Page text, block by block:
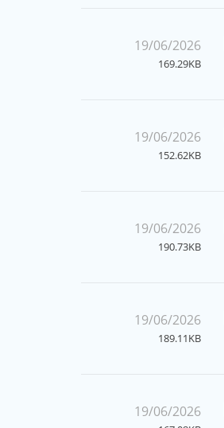
19/06/2026
169.29KB
19/06/2026
152.62KB
19/06/2026
190.73KB
19/06/2026
189.11KB
19/06/2026